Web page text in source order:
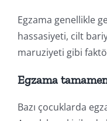
Egzama genellikle
hassasiyeti, cilt
maruziyeti gibi
Egzama
Bazı çocuklarda